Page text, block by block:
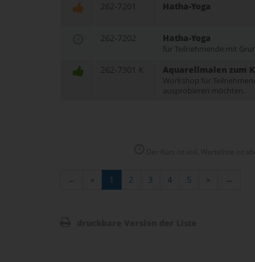
262-7201
Hatha-Yoga
262-7202 Hatha-Yoga
für Teilnehmende mit
262-7301 K Aquarellmalen zum
Workshop für
ausprobieren möchten.
← « 1 2 3 4 5 » →